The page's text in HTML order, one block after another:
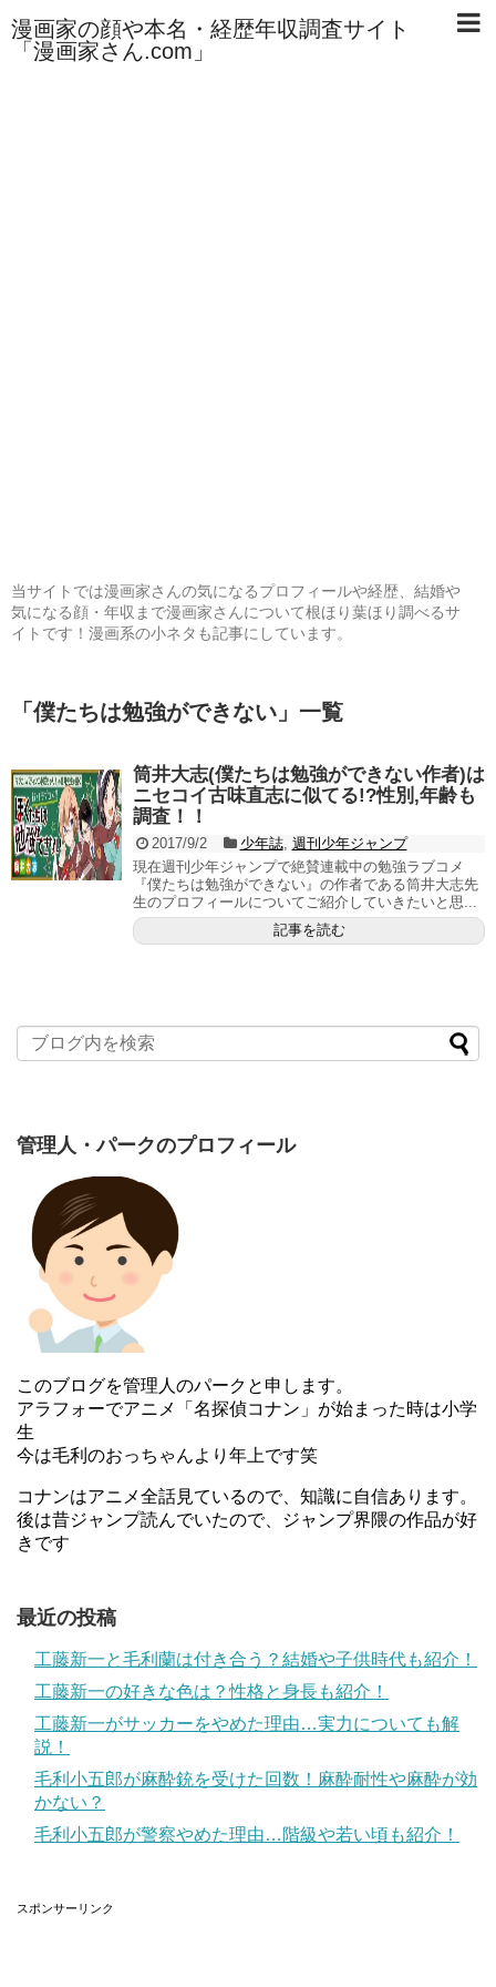
漫画家の顔や本名・経歴年収調査サイト
「漫画家さん.com」
当サイトでは漫画家さんの気になるプロフィールや経歴、結婚や
気になる顔・年収まで漫画家さんについて根ほり葉ほり調べるサ
イトです！漫画系の小ネタも記事にしています。
「 僕たちは勉強ができない 」 一覧
筒井大志(僕たちは勉強ができない作者)は
ニセコイ古味直志に似てる!?性別,年齢も
調査！！
2017/9/2 少年誌, 週刊少年ジャンプ
現在週刊少年ジャンプで絶賛連載中の勉強ラブコメ
『僕たちは勉強ができない』の作者である筒井大志先
生のプロフィールについてご紹介していきたいと思...
記事を読む
管理人・パークのプロフィール
このブログを管理人のパークと申します。
アラフォーでアニメ「名探偵コナン」が始まった時は小学
生
今は毛利のおっちゃんより年上です笑
コナンはアニメ全話見ているので、知識に自信あります。
後は昔ジャンプ読んでいたので、ジャンプ界隈の作品が好
きです
最近の投稿
工藤新一と毛利蘭は付き合う？結婚や子供時代も紹介！
工藤新一の好きな色は？性格と身長も紹介！
工藤新一がサッカーをやめた理由…実力についても解
説！
毛利小五郎が麻酔銃を受けた回数！麻酔耐性や麻酔が効
かない？
毛利小五郎が警察やめた理由…階級や若い頃も紹介！
スポンサーリンク